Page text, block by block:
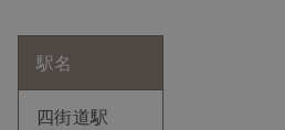
駅名
四街道駅